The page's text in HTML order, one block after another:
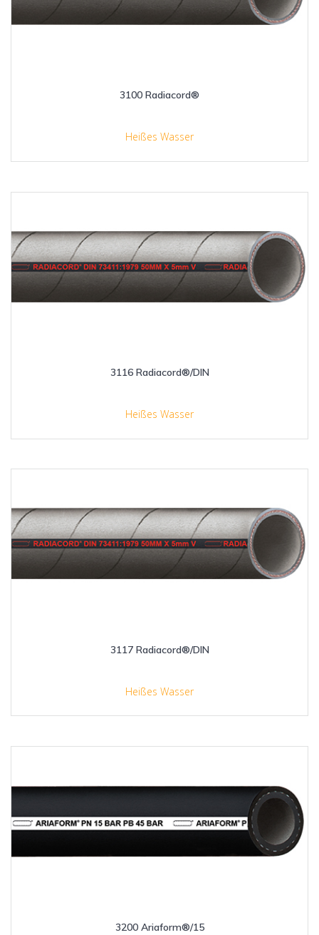
3100 Radiacord®
Heißes Wasser
3116 Radiacord®/DIN
Heißes Wasser
3117 Radiacord®/DIN
Heißes Wasser
3200 Ariaform®/15